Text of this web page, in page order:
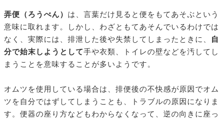
弄便（ろうべん） は、言葉だけ見ると便をもてあそぶという
意味に取れます。しかし、わざともてあそんでいるわけでは
なく、実際には、排泄した後や失禁してしまったときに、
自
分で始末しようとして手や衣類、トイレの壁などを汚してし
まうことを意味することが多いようです。
オムツを使用している場合は、排便後の不快感が原因でオム
ツを自分ではずしてしまうことも、トラブルの原因になりま
す。便器の座り方などもわからなくなって、逆の向きに座っ